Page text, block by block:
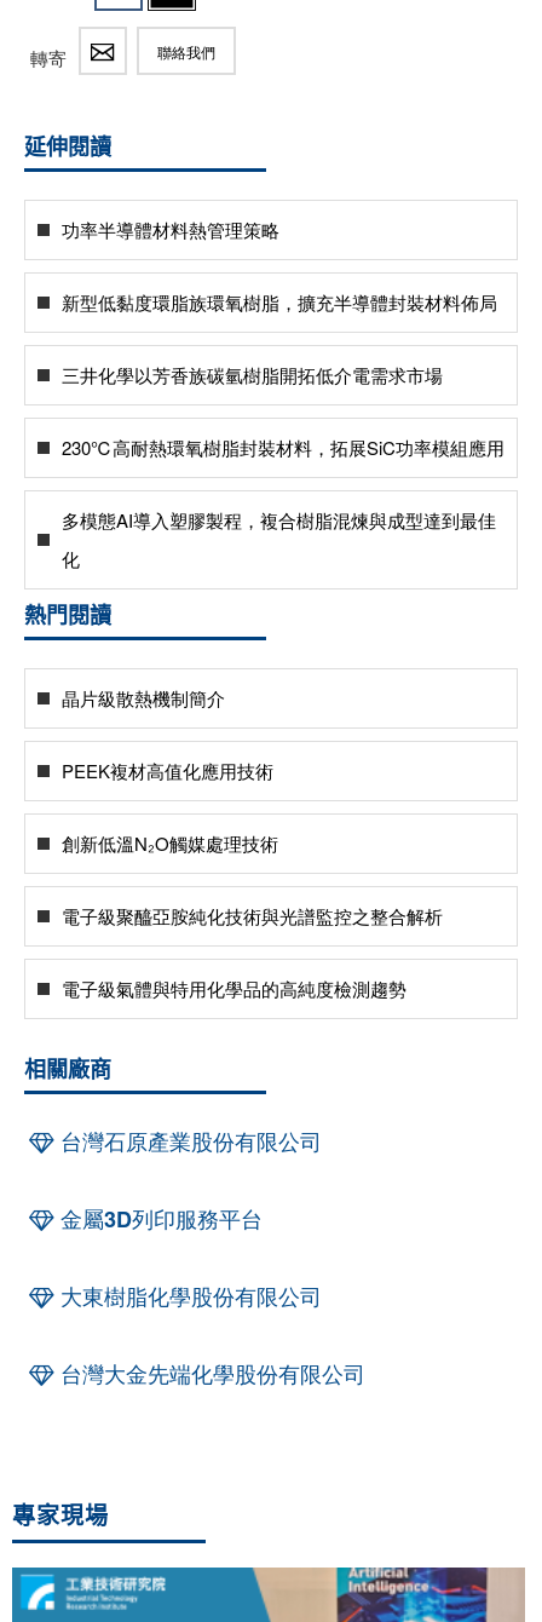
轉寄 聯絡我們
延伸閱讀
功率半導體材料熱管理策略
新型低黏度環脂族環氧樹脂，擴充半導體封裝材料佈局
三井化學以芳香族碳氫樹脂開拓低介電需求市場
230℃高耐熱環氧樹脂封裝材料，拓展SiC功率模組應用
多模態AI導入塑膠製程，複合樹脂混煉與成型達到最佳
化
熱門閱讀
晶片級散熱機制簡介
PEEK複材高值化應用技術
創新低溫N₂O觸媒處理技術
電子級聚醯亞胺純化技術與光譜監控之整合解析
電子級氣體與特用化學品的高純度檢測趨勢
相關廠商
台灣石原產業股份有限公司
金屬3D列印服務平台
大東樹脂化學股份有限公司
台灣大金先端化學股份有限公司
專家現場